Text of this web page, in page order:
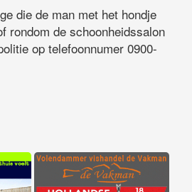
die de man met het hondje
rondom de schoonheidssalon
op telefoonnumer 0900-